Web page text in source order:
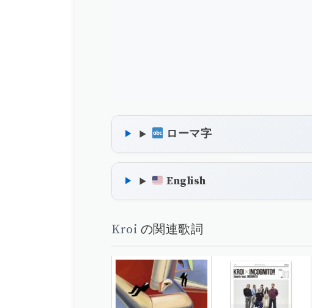
ローマ字
English
Kroi の関連歌詞